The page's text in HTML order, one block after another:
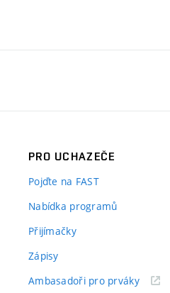
PRO UCHAZEČE
Pojďte na FAST
Nabídka programů
Přijímačky
Zápisy
Ambasadoři pro prváky(externí